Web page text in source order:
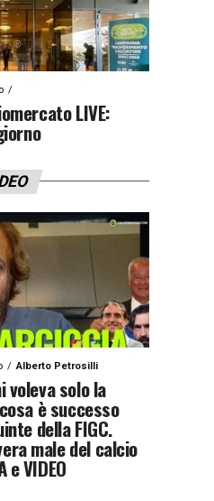
LIVE:
Alberto Petrosilli
voleva solo la
è successo
della FIGC.
male del calcio
e VIDEO